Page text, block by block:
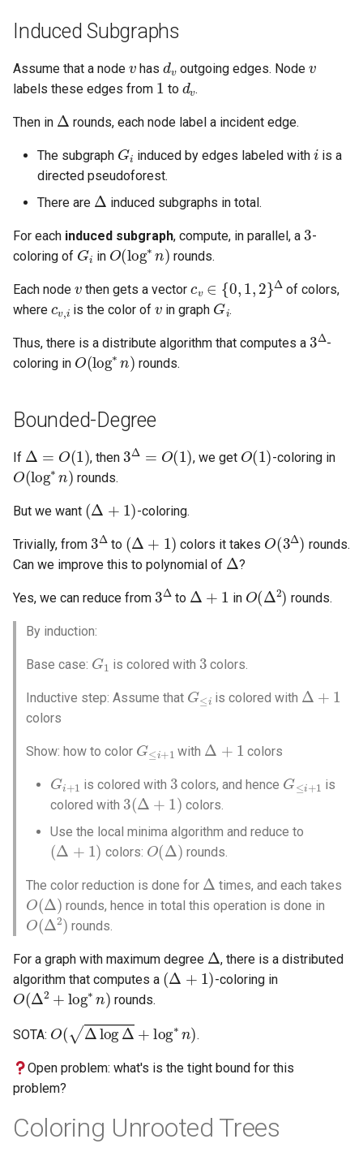
Induced Subgraphs
Assume that a node has
d
outgoing edges. Node
labels these edges from
1
to
dv
.
Then in
Δ
rounds, each node label a incident edge.
The subgraph
Gi
induced by edges labeled with
i
is a
directed pseudoforest.
There are
Δ
induced subgraphs in total.
For each induced subgraph, compute, in parallel, a
3
-
coloring of
Gi
in
O(log∗n)
rounds.
Each node then gets a vector
{0, 1, }Δ
of colors,
where
cv,i
is the color of
v
in graph
Gi
.
Thus, there is a distribute algorithm that computes a
3Δ
-
coloring in
O(log∗n)
rounds.
Bounded-Degree
If
Δ 1 )
, then
3Δ (1)
, we get
O(1)
-coloring in
O(log ∗n)
rounds.
But we want
( Δ )
-coloring.
Trivially, from
3Δ
to
(Δ )
colors it takes
O (3Δ)
rounds.
Can we improve this to polynomial of
Δ
?
Yes, we can reduce from
3Δ
to
Δ
in
O(Δ 2)
rounds.
By induction:
Base case:
G1
is colored with
3
colors.
Inductive step: Assume that
G≤
is colored with
Δ
colors
Show: how to color
G≤
with
Δ
colors
Gi
is colored with
3
colors, and hence
G≤
is
colored with
3(Δ+1)
colors.
Use the local minima algorithm and reduce to
(Δ+ 1)
colors:
O(Δ)
rounds.
The color reduction is done for
Δ
times, and each takes
O(Δ)
rounds, hence in total this operation is done in
O(Δ2)
rounds.
For a graph with maximum degree
Δ
, there is a distributed
algorithm that computes a
(Δ+1)
-coloring in
O(Δ2+log∗n)
rounds.
SOTA:
O (Δ logΔ+log n
.
Open problem: what's is the tight bound for this
problem?
Coloring Unrooted Trees